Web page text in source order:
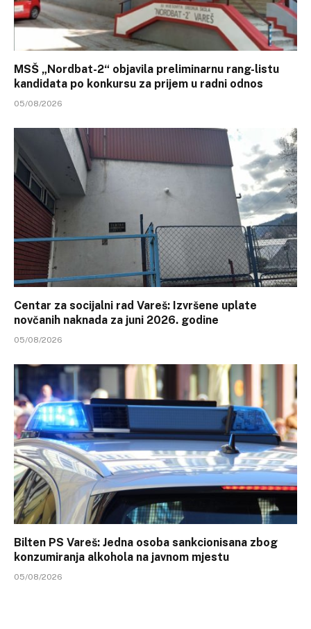
MSŠ „Nordbat-2“ objavila preliminarnu rang-listu
kandidata po konkursu za prijem u radni odnos
05/08/2026
Centar za socijalni rad Vareš: Izvršene uplate
novčanih naknada za juni 2026. godine
05/08/2026
Bilten PS Vareš: Jedna osoba sankcionisana zbog
konzumiranja alkohola na javnom mjestu
05/08/2026